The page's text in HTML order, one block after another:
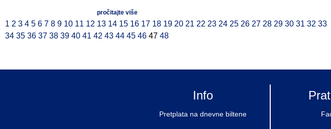
pročitajte više
1 2 3 4 5 6 7 8 9 10 11 12 13 14 15 16 17 18 19 20 21 22 23 24 25 26 27 28 29 30 31 32 33
34 35 36 37 38 39 40 41 42 43 44 45 46 47 48
Info
Pretplata na dnevne biltene